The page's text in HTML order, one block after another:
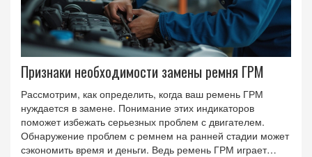
Признаки необходимости замены ремня ГРМ
Рассмотрим, как определить, когда ваш ремень ГРМ
нуждается в замене. Понимание этих индикаторов
поможет избежать серьезных проблем с двигателем.
Обнаружение проблем с ремнем на ранней стадии может
сэкономить время и деньги. Ведь ремень ГРМ играет